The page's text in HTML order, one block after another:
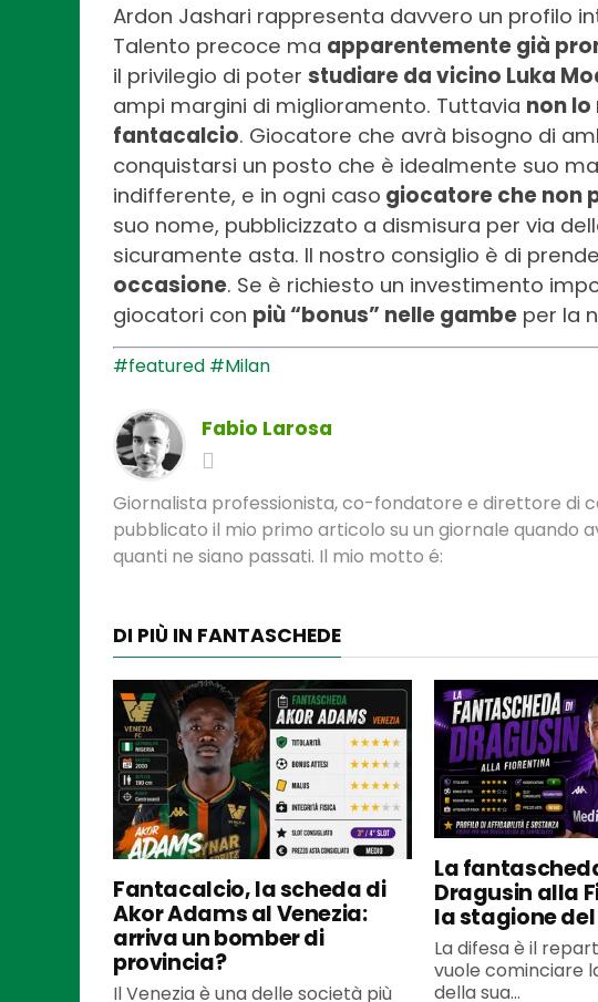
Ardon Jashari rappresenta davvero un profilo
Talento precoce ma apparentemente già
il privilegio di poter studiare da vicino Luka
ampi margini di miglioramento. Tuttavia non
fantacalcio. Giocatore che avrà bisogno di
conquistarsi un posto che è idealmente suo
indifferente, e in ogni caso giocatore che non
suo nome, pubblicizzato a dismisura per via
sicuramente asta. Il nostro consiglio è di
occasione. Se è richiesto un investimento
giocatori con più “bonus” nelle gambe per la
#featured #Milan
Fabio Larosa
Giornalista professionista, co-fondatore e direttore di
pubblicato il mio primo articolo su un giornale quando
quanti ne siano passati. Il mio motto é:
DI PIÙ IN FANTASCHEDE
Fantacalcio, la scheda di
Akor Adams al Venezia:
arriva un bomber di
provincia?
Il Venezia è una delle società più
La
Dragusin alla
la stagione
La difesa è il
vuole cominciare
della sua...